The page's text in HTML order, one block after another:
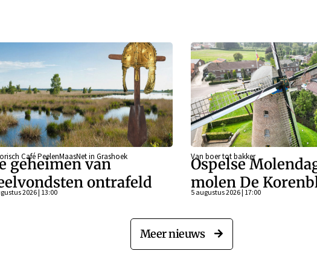
Café PeelenMaasNet in Grashoek
geheimen van
ontrafeld
2026 | 13:00
Van boer tot bakker
Ospelse
molen De
5 augustus 2026 | 17:00
Meer nieuws